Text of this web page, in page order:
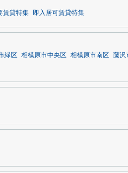
賃貸特集 即入居可賃貸特集
緑区 相模原市中央区 相模原市南区 藤沢